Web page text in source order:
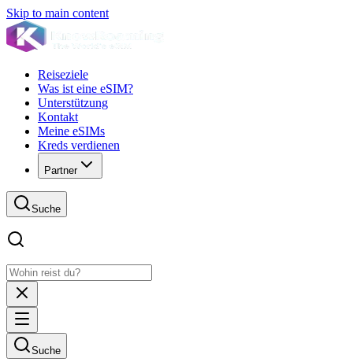
Skip to main content
Reiseziele
Was ist eine eSIM?
Unterstützung
Kontakt
Meine eSIMs
Kreds verdienen
Partner
Suche
Suche